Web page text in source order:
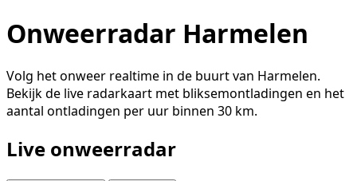
Onweerradar Harmelen
Volg het onweer realtime in de buurt van Harmelen.
Bekijk de live radarkaart met bliksemontladingen en het
aantal ontladingen per uur binnen 30 km.
Live onweerradar